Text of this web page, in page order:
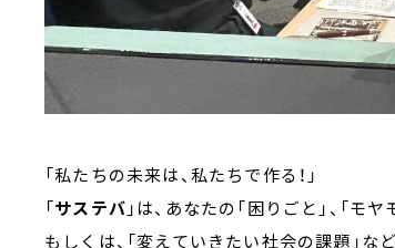
「私たちの未来は、私たちで作る！」
「サステバ 」は、あなたの「困りごと」、「モヤ
もしくは、「変えていきたい社会の課題」な